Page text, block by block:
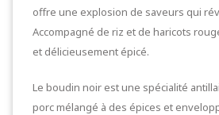
offre une explosion de saveurs qui
Accompagné de riz et de haricots
et délicieusement épicé.
Le boudin noir est une spécialité
porc mélangé à des épices et